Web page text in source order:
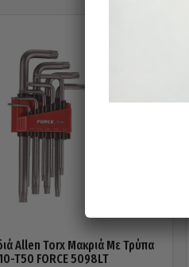
Allen Torx Μακριά Με Τρύπα
T50 FORCE 5098LT